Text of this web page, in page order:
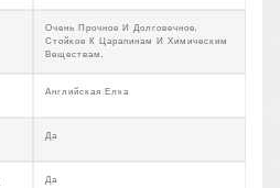
Очень Прочное И Долговечное.
Стойкое К Царапинам И Химическим
Веществам.
Английская Елка
Да
Да